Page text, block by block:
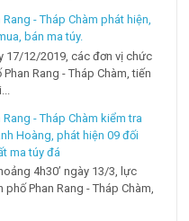
- Tháp Chàm phát hiện,
bán ma túy.
17/12/2019, các đơn vị chức
Rang - Tháp Chàm, tiến
- Tháp Chàm kiểm tra
Hoàng, phát hiện 09 đối
ma túy đá
4h30’ ngày 13/3, lực
Phan Rang - Tháp Chàm,